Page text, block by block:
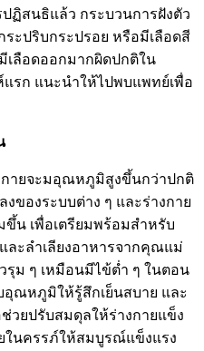
ฏิสนธิแล้ว กระบวนการฝังตัว
ะปริบกระปรอย หรือมีเลือดสี
เลือดออกมากผิดปกติใน
แรก แนะนำให้ไปพบแพทย์เพื่อ
ายจะมอุณหภูมิสูงขึ้นกว่าปกติ
งของระบบต่าง ๆ และร่างกาย
ขึ้น เพื่อเตรียมพร้อมสำหรับ
ละลำเลียงอาหารจากคุณแม่
ม ๆ เหมือนมีไข้ต่ำ ๆ ในตอน
อุณหภูมิให้รู้สึกเย็นสบาย และ
วยปรับสมดุลให้ร่างกายแข็ง
ในครรภ์ให้สมบูรณ์แข็งแรง